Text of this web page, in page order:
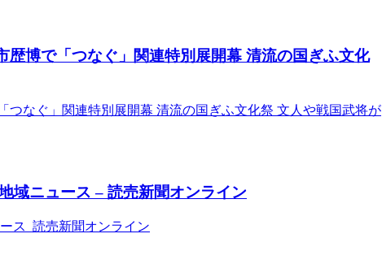
歴博で「つなぐ」関連特別展開幕 清流の国ぎふ文化
つなぐ」関連特別展開幕 清流の国ぎふ文化祭 文人や戦国武将が
域ニュース – 読売新聞オンライン
ス 読売新聞オンライン